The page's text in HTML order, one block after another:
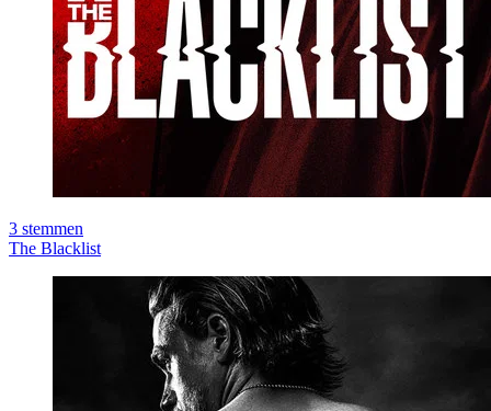
3 stemmen
The Blacklist